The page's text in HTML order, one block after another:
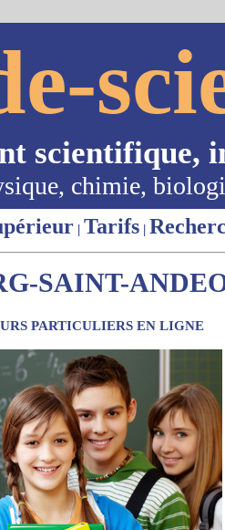
scientifique,
chimie,
| Tarifs |
SAINT-
PARTICULIERS EN LIGNE